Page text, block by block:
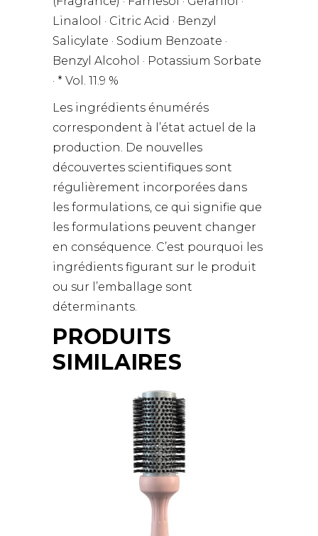
Linalool · Citric Acid · Benzyl
Salicylate · Sodium Benzoate ·
Benzyl Alcohol · Potassium Sorbate
· * Vol. 11.9 %
Les ingrédients énumérés
correspondent à l’état actuel de la
production. De nouvelles
découvertes scientifiques sont
régulièrement incorporées dans
les formulations, ce qui signifie que
les formulations peuvent changer
en conséquence. C’est pourquoi les
ingrédients figurant sur le produit
ou sur l’emballage sont
déterminants.
PRODUITS
SIMILAIRES